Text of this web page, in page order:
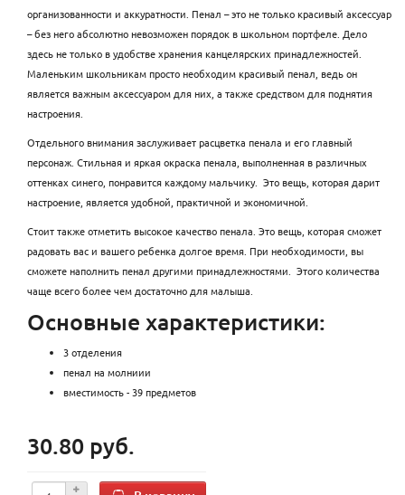
организованности и аккуратности. Пенал – это не только красивый аксессуар
– без него абсолютно невозможен порядок в школьном портфеле. Дело
здесь не только в удобстве хранения канцелярских принадлежностей.
Маленьким школьникам просто необходим красивый пенал, ведь он
является важным аксессуаром для них, а также средством для поднятия
настроения.
Отдельного внимания заслуживает расцветка пенала и его главный
персонаж. Стильная и яркая окраска пенала, выполненная в различных
оттенках синего, понравится каждому мальчику. Это вещь, которая дарит
настроение, является удобной, практичной и экономичной.
Стоит также отметить высокое качество пенала. Это вещь, которая сможет
радовать вас и вашего ребенка долгое время. При необходимости, вы
сможете наполнить пенал другими принадлежностями. Этого количества
чаще всего более чем достаточно для малыша.
Основные характеристики:
3 отделения
пенал на молниии
вместимость - 39 предметов
30.80 руб.